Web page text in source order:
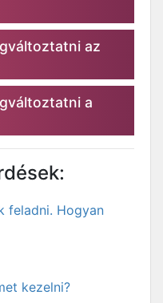
az
a
feladni. Hogyan
kezelni?